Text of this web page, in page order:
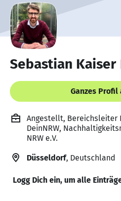
Sebastian Kaiser
Ganzes Profil
Angestellt, Bereichsleiter
DeinNRW,
NRW e.V.
Düsseldorf, Deutschland
Logg Dich ein, um alle